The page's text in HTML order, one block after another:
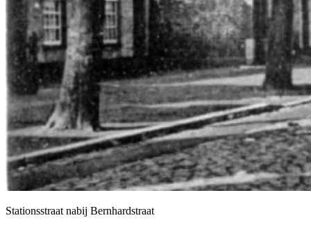
Stationsstraat nabij Bernhardstraat